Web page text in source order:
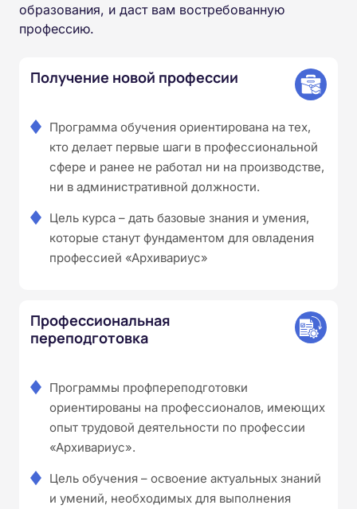
образования, и даст вам востребованную
профессию.
Получение новой профессии
Программа обучения ориентирована на тех,
кто делает первые шаги в профессиональной
сфере и ранее не работал ни на производстве,
ни в административной должности.
Цель курса – дать базовые знания и умения,
которые станут фундаментом для овладения
профессией «Архивариус»
Профессиональная
переподготовка
Программы профпереподготовки
ориентированы на профессионалов, имеющих
опыт трудовой деятельности по профессии
«Архивариус».
Цель обучения – освоение актуальных знаний
и умений, необходимых для выполнения